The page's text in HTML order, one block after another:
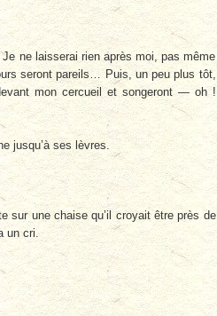
ne laisserai rien après moi, pas même
seront pareils… Puis, un peu plus tôt,
mon cercueil et songeront — oh !
jusqu’à ses lèvres.
sur une chaise qu’il croyait être près de
un cri.